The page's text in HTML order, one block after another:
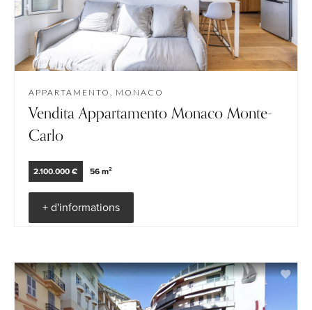
APPARTAMENTO, MONACO
Vendita Appartamento Monaco Monte-
Carlo
2.100.000 € 56 m²
+ d'informations